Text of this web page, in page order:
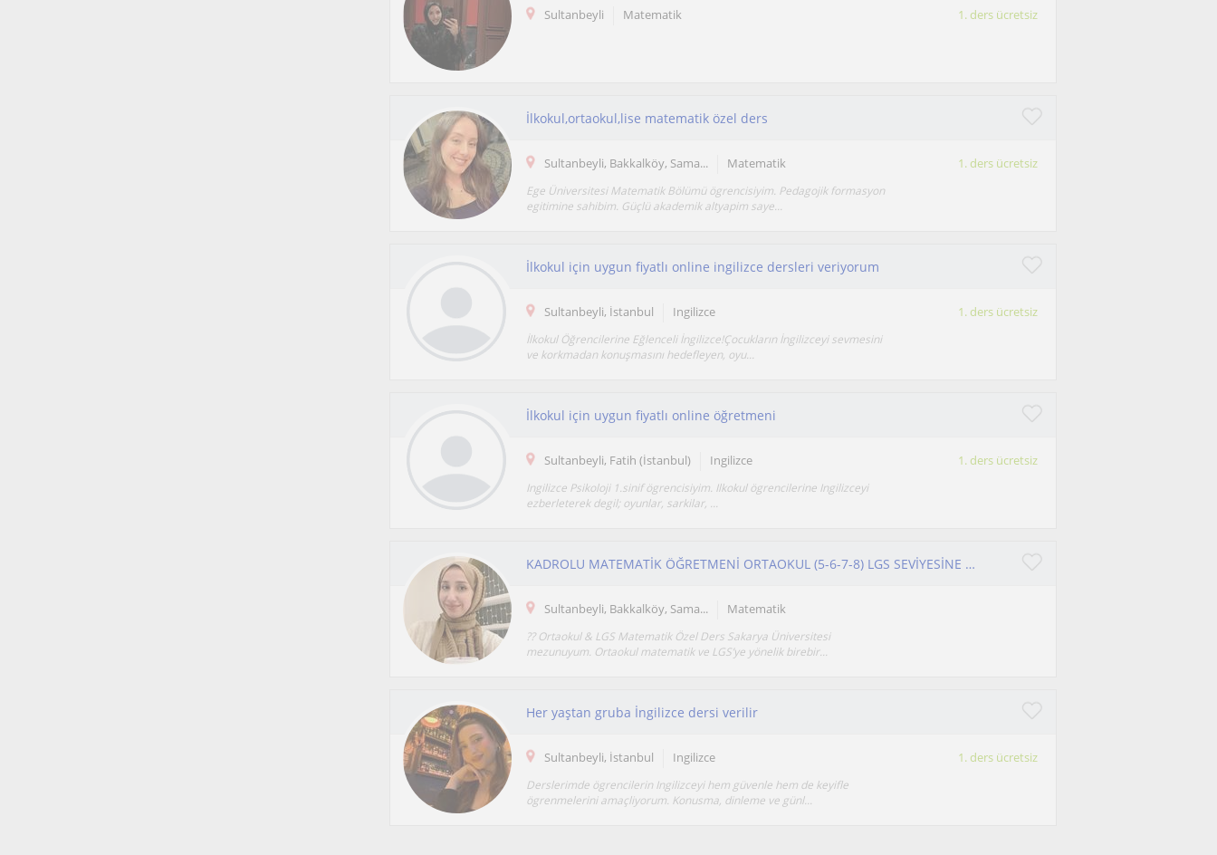
Sultanbeyli Matematik 1. ders ücretsiz
İlkokul,ortaokul,lise matematik özel ders
Sultanbeyli, Bakkalköy, Sama... Matematik 1. ders ücretsiz
Ege Üniversitesi Matematik Bölümü ögrencisiyim. Pedagojik formasyon
egitimine sahibim. Güçlü akademik altyapim saye...
İlkokul için uygun fiyatlı online ingilizce dersleri veriyorum
Sultanbeyli, İstanbul Ingilizce 1. ders ücretsiz
İlkokul Öğrencilerine Eğlenceli İngilizce!Çocukların İngilizceyi sevmesini
ve korkmadan konuşmasını hedefleyen, oyu...
İlkokul için uygun fiyatlı online öğretmeni
Sultanbeyli, Fatih (İstanbul) Ingilizce 1. ders ücretsiz
Ingilizce Psikoloji 1.sinif ögrencisiyim. Ilkokul ögrencilerine Ingilizceyi
ezberleterek degil; oyunlar, sarkilar, ...
KADROLU MATEMATİK ÖĞRETMENİ ORTAOKUL (5-6-7-8) LGS SEVİYESİNE YÖNELİK YÜZYÜZE ONLİNE DERS
Sultanbeyli, Bakkalköy, Sama... Matematik
?? Ortaokul & LGS Matematik Özel Ders Sakarya Üniversitesi
mezunuyum. Ortaokul matematik ve LGS’ye yönelik birebir...
Her yaştan gruba İngilizce dersi verilir
Sultanbeyli, İstanbul Ingilizce 1. ders ücretsiz
Derslerimde ögrencilerin Ingilizceyi hem güvenle hem de keyifle
ögrenmelerini amaçliyorum. Konusma, dinleme ve günl...